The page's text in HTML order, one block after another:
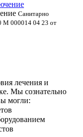
Санитарно
М 000014 04 23 от
лечения и
Мы сознательно
могли: